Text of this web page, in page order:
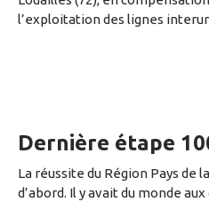
l’exploitation des lignes
Dernière étape
La réussite du Région Pays de
d’abord. Il y avait du monde